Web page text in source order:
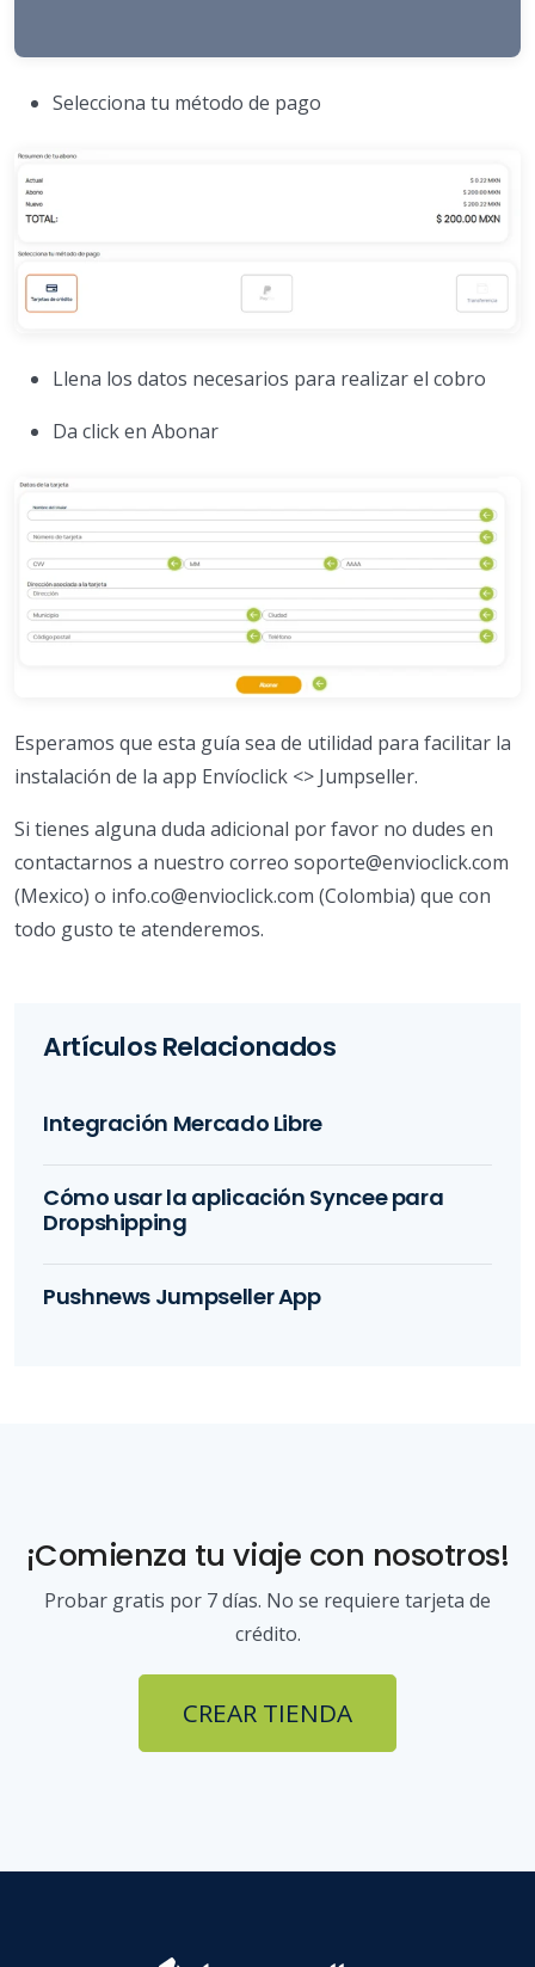
Selecciona tu método de pago
Llena los datos necesarios para realizar el cobro
Da click en Abonar
Esperamos que esta guía sea de utilidad para facilitar la
instalación de la app Envíoclick <> Jumpseller.
Si tienes alguna duda adicional por favor no dudes en
contactarnos a nuestro correo soporte@envioclick.com
(Mexico) o info.co@envioclick.com (Colombia) que con
todo gusto te atenderemos.
Artículos Relacionados
Integración Mercado Libre
Cómo usar la aplicación Syncee para
Dropshipping
Pushnews Jumpseller App
¡Comienza tu viaje con nosotros!
Probar gratis por 7 días. No se requiere tarjeta de
crédito.
CREAR TIENDA